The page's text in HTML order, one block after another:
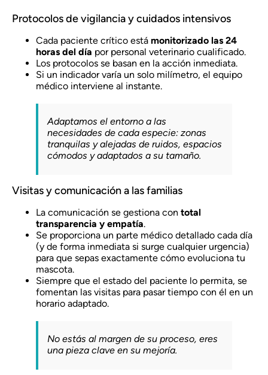
Protocolos de vigilancia y cuidados intensivos
Cada paciente crítico está monitorizado las 24
horas del día por personal veterinario cualificado.
Los protocolos se basan en la acción inmediata.
Si un indicador varía un solo milímetro, el equipo
médico interviene al instante.
Adaptamos el entorno a las
necesidades de cada especie: zonas
tranquilas y alejadas de ruidos, espacios
cómodos y adaptados a su tamaño.
Visitas y comunicación a las familias
La comunicación se gestiona con total
transparencia y empatía.
Se proporciona un parte médico detallado cada día
(y de forma inmediata si surge cualquier urgencia)
para que sepas exactamente cómo evoluciona tu
mascota.
Siempre que el estado del paciente lo permita, se
fomentan las visitas para pasar tiempo con él en un
horario adaptado.
No estás al margen de su proceso, eres
una pieza clave en su mejoría.